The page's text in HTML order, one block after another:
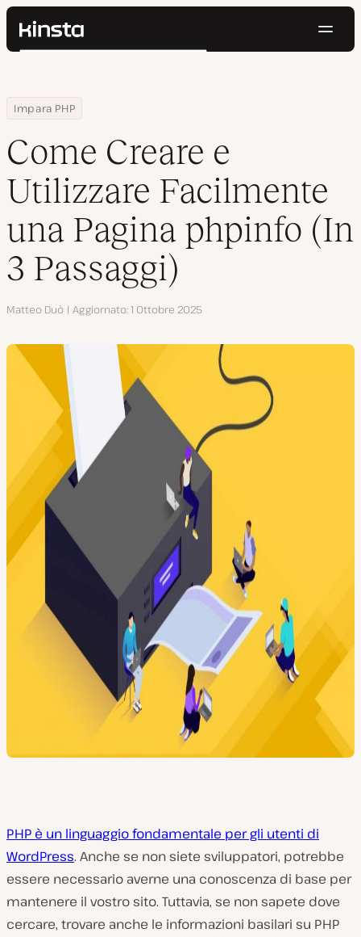
Kinsta®
Prezzi
Contatti
Cerca
Home
Centro Risorse
Blog
Impara PHP
Come Creare e Utilizzare Facilmente una Pagina phpinfo (In 3
Come Creare e
Utilizzare Facilmente
una Pagina phpinfo (In
3 Passaggi)
Autore
Matteo Duò Aggiornato 1 Ottobre 2025
PHP è un linguaggio fondamentale per gli utenti di
WordPress. Anche se non siete sviluppatori, potrebbe
essere necessario averne una conoscenza di base per
mantenere il vostro sito. Tuttavia, se non sapete dove
cercare, trovare anche le informazioni basilari su PHP